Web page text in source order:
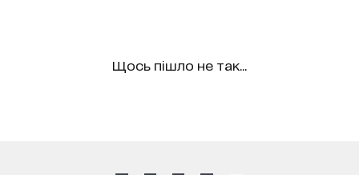
Щось пішло не так...